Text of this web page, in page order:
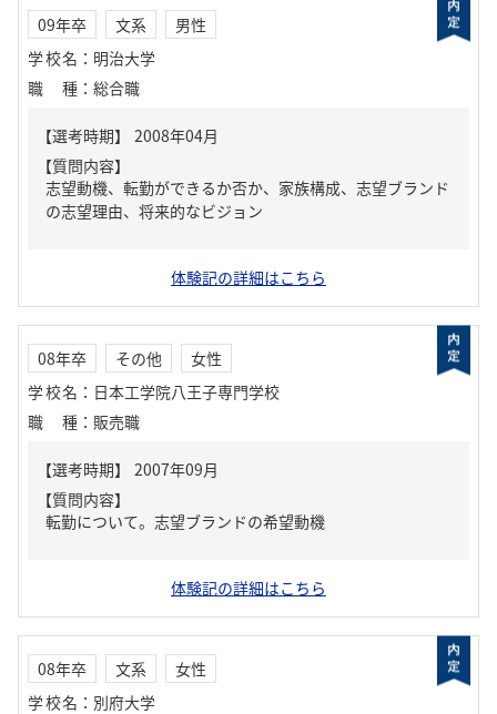
09年卒 文系
男性
学校名 ： 明治大学
職種 ： 総合職
【質問内容】
志望動機、転勤ができるか否か、家族構成、志望ブランド
の志望理由、将来的なビジョン
体験記の詳細はこちら
08年卒 その他
女性
学校名 ： 日本工学院八王子専門学校
職種 ： 販売職
【質問内容】
転勤について。志望ブランドの希望動機
体験記の詳細はこちら
08年卒 文系
女性
学校名 ： 別府大学